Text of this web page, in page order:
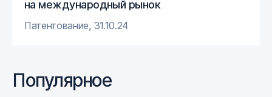
на международный рынок
Патентование, 31.10.24
Популярное